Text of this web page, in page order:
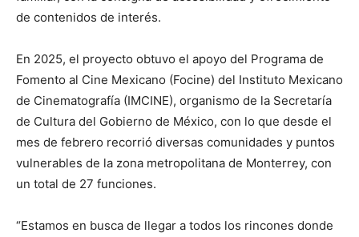
de contenidos de interés.
En 2025, el proyecto obtuvo el apoyo del Programa de
Fomento al Cine Mexicano (Focine) del Instituto Mexicano
de Cinematografía (IMCINE), organismo de la Secretaría
de Cultura del Gobierno de México, con lo que desde el
mes de febrero recorrió diversas comunidades y puntos
vulnerables de la zona metropolitana de Monterrey, con
un total de 27 funciones.
“Estamos en busca de llegar a todos los rincones donde